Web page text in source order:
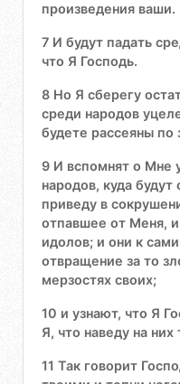
произведения ваши.
7 И будут падать
что Я Господь.
8 Но Я сберегу
среди народов
будете рассеяны по
9 И вспомнят о Мне
народов, куда
приведу в
отпавшее от Меня,
идолов; и они к
отвращение за то
мерзостях своих;
10 и узнают, что Я
Я, что наведу на них
11 Так говорит